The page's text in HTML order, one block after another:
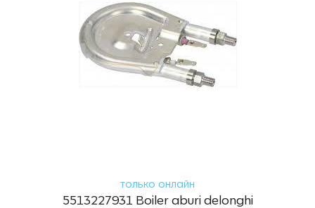
только онлайн
5513227931 Boiler aburi delonghi